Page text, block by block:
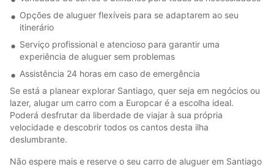
Opções de aluguer flexíveis para se adaptarem ao seu
itinerário
Serviço profissional e atencioso para garantir uma
experiência de aluguer sem problemas
Assistência 24 horas em caso de emergência
Se está a planear explorar Santiago, quer seja em negócios ou
lazer, alugar um carro com a Europcar é a escolha ideal.
Poderá desfrutar da liberdade de viajar à sua própria
velocidade e descobrir todos os cantos desta ilha
deslumbrante.
Não espere mais e reserve o seu carro de aluguer em Santiago